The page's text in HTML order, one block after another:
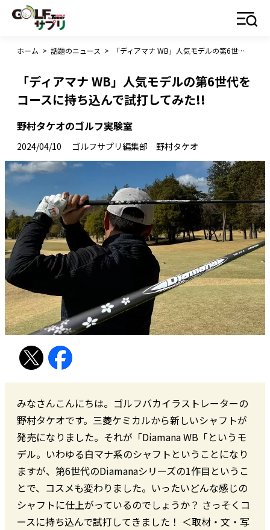
ホーム > 話題のニュース > 「ディアマナ WB」人気モデルの第6世代をコースに持ち込んで試打してみた!!
「ディアマナ WB」人気モデルの第6世代を
コースに持ち込んで試打してみた!!
野村タケオのゴルフ実験室
2024/04/10 ゴルフサプリ編集部 野村タケオ
みなさんこんにちは。ゴルフバカイラストレーターの
野村タケオです。三菱ケミカルから新しいシャフトが
発売になりました。それが「Diamana WB「というモ
デル。いわゆる白マナ系のシャフトということになり
ますが、第6世代のDiamanaシリーズの1作目というこ
とで、コスメも変わりました。いったいどんな感じの
シャフトに仕上がっているのでしょうか？ さっそくコ
ースに持ち込んで試打してきました！ ＜取材・文・写